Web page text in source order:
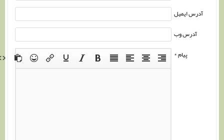
آدرس ایمیل
آدرس وب
پیام *